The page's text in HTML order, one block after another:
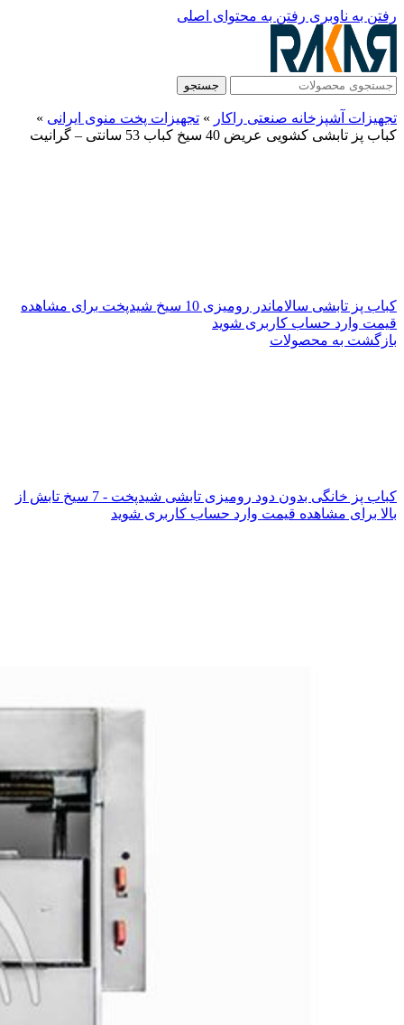
رفتن به ناوبری رفتن به محتوای اصلی
جستجو
تجهیزات آشپزخانه صنعتی راکار » تجهیزات پخت منوی ایرانی »
کباب پز تابشی کشویی عریض 40 سیخ کباب 53 سانتی – گرانیت
کباب پز تابشی سالاماندر رومیزی 10 سیخ شیدپخت
برای مشاهده
قیمت وارد حساب کاربری شوید
بازگشت به محصولات
کباب پز خانگی بدون دود رومیزی تابشی شیدپخت - 7 سیخ تابش از
بالا برای مشاهده قیمت وارد حساب کاربری شوید